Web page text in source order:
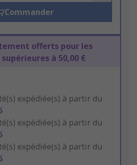
Commander
offerts pour les
à 50,00 €
expédiée(s) à partir du
expédiée(s) à partir du
expédiée(s) à partir du